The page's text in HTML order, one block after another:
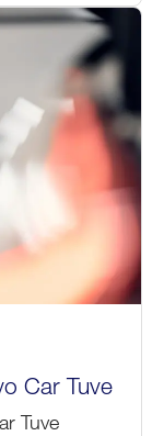
Car Tuve
Tuve